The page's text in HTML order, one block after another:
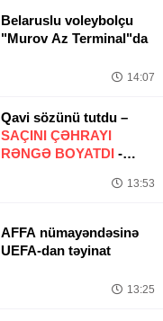
Belaruslu voleybolçu
"Murov Az Terminal"da
14:07
Qavi sözünü tutdu –
SAÇINI ÇƏHRAYI
RƏNGƏ BOYATDI -
13:53
AFFA nümayəndəsinə
UEFA-dan təyinat
13:25